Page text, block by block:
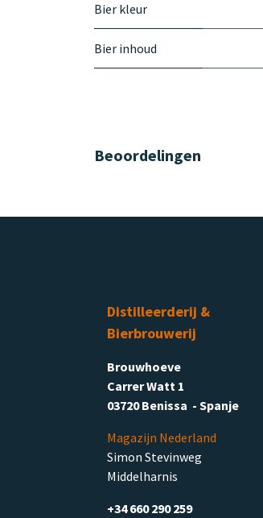
Bier kleur
Bier inhoud
Beoordelingen
Distilleerderij &
Bierbrouwerij
Brouwhoeve
Carrer Watt 1
03720 Benissa - Spanje
Magazijn Nederland
Simon Stevinweg
Middelharnis
+34 660 290 259